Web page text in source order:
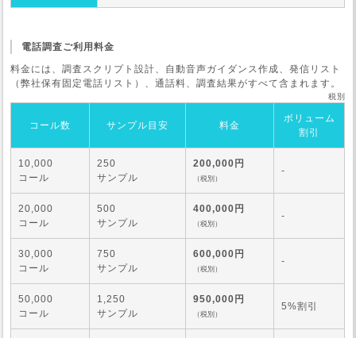
電話調査ご利用料金
料金には、調査スクリプト設計、自動音声ガイダンス作成、発信リスト
（弊社保有固定電話リスト）、通話料、調査結果がすべて含まれます。
税別
コール数 サンプル目安 料金
ボリューム
割引
10,000
コール
250
サンプル
200,000円
（税別）
-
20,000
コール
500
サンプル
400,000円
（税別）
-
30,000
コール
750
サンプル
600,000円
（税別）
-
50,000
コール
1,250
サンプル
950,000円
（税別）
5%割引